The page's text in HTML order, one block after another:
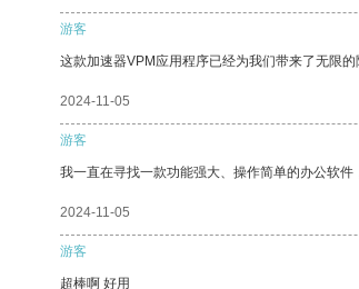
游客
这款加速器VPM应用程序已经为我们带来了无限的
2024-11-05
游客
我一直在寻找一款功能强大、操作简单的办公软
2024-11-05
游客
超棒啊 好用